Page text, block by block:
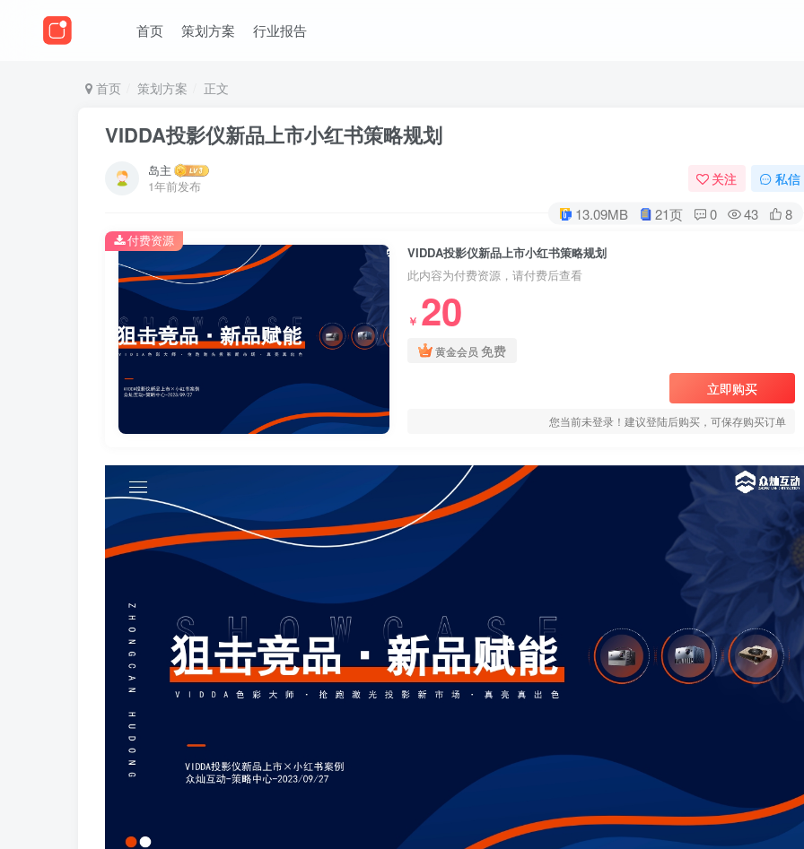
首页 策划方案 行业报告
首页 策划方案 正文
VIDDA投影仪新品上市小红书策略规划
岛主
1年前发布
关注 私信
13.09MB 21页 0 43 8
VIDDA投影仪新品上市小红书策略规划
此内容为付费资源，请付费后查看
￥ 20
黄金会员 免费
立即购买
您当前未登录！建议登陆后购买，可保存购买订单
付费资源
登录
登录密码
记住登录 |免密登录